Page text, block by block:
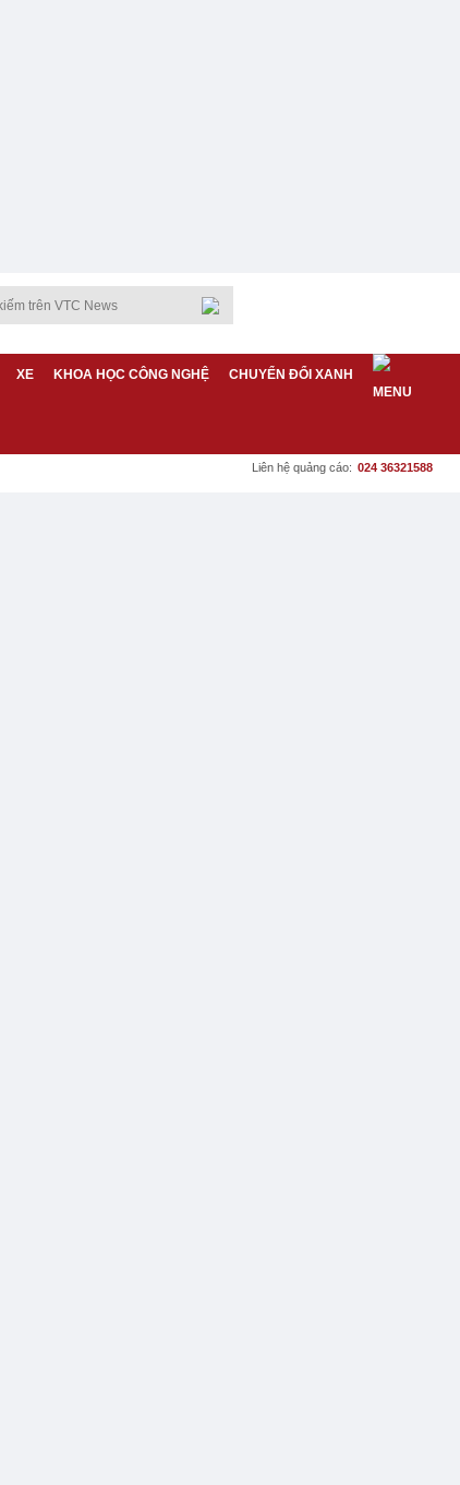
XE KHOA HỌC CÔNG NGHỆ CHUYỂN ĐỔI XANH
Liên hệ quảng cáo: 024 36321588